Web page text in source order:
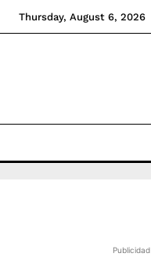
Thursday, August 6, 2026
Publicidad